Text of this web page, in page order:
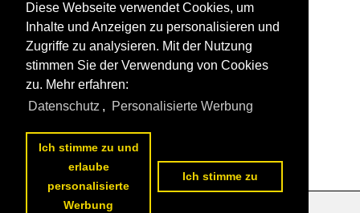
Diese Webseite verwendet Cookies, um
Inhalte und Anzeigen zu personalisieren und
Zugriffe zu analysieren. Mit der Nutzung
stimmen Sie der Verwendung von Cookies
zu. Mehr erfahren:
Datenschutz , Personalisierte Werbung
Ich stimme zu und
erlaube
personalisierte
Werbung
Ich stimme zu